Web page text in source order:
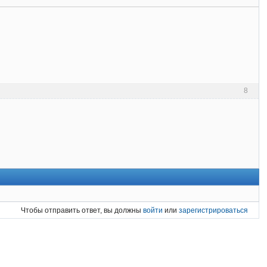
8
Чтобы отправить ответ, вы должны войти или зарегистрироваться